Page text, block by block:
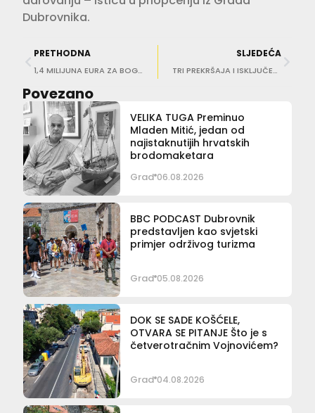
Dubrovnika.
PRETHODNA
1,4 MILIJUNA EURA ZA BOGIŠIĆEV PARK Puzović u Zagrebu preuzeo Odluku o financiranju obnove
SLJEDEĆA
TRI PREKRŠAJA I ISKLJUČENJE IZ SUSTAVA Strože mjere za turističke autobuse i kombije
Povezano
VELIKA TUGA Preminuo
Mladen Mitić, jedan od
najistaknutijih hrvatskih
brodomaketara
Grad 06.08.2026
BBC PODCAST Dubrovnik
predstavljen kao svjetski
primjer održivog turizma
Grad 05.08.2026
DOK SE SADE KOŠĆELE,
OTVARA SE PITANJE Što je s
četverotračnim Vojnovićem?
Grad 04.08.2026